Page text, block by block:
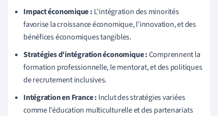
Impact économique : L'intégration des minorités
favorise la croissance économique, l'innovation, et des
bénéfices économiques tangibles.
Stratégies d'intégration économique :Comprennent la
formation professionnelle, le mentorat, et des politiques
de recrutement inclusives.
Intégration en France : Inclut des stratégies variées
comme l'éducation multiculturelle et des partenariats